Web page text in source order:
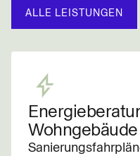
ALLE LEISTUNGEN
Wohngebäude